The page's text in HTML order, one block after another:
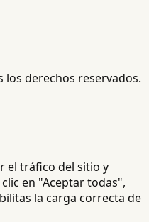
los derechos reservados.
el tráfico del sitio y
en "Aceptar todas",
la carga correcta de